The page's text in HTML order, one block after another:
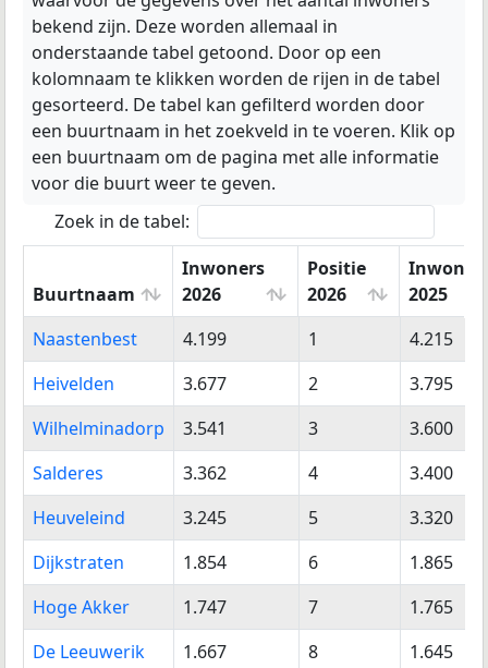
bekend zijn. Deze worden allemaal in
onderstaande tabel getoond. Door op een
kolomnaam te klikken worden de rijen in de tabel
gesorteerd. De tabel kan gefilterd worden door
een buurtnaam in het zoekveld in te voeren. Klik op
een buurtnaam om de pagina met alle informatie
voor die buurt weer te geven.
Zoek in de tabel:
Buurtnaam
Inwoners
2026
Positie
2026
2025
Buurtnaam
Inwoners
2026
Positie
2026
2025
Naastenbest 4.199 1
4.215
Heivelden
3.677 2
3.795
Wilhelminadorp
3.541 3
3.600
Salderes
3.362 4
3.400
Heuveleind
3.245 5
3.320
Dijkstraten
1.854 6
1.865
Hoge Akker
1.747 7
1.765
De Leeuwerik
1.667 8 1.645